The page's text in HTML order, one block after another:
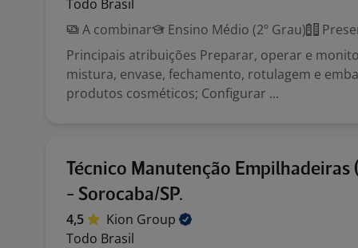
Todo Brasil
A combinar
Ensino Médio (2º Grau)
Principais atribuições Preparar, operar e
mistura, envase, fechamento, rotulagem e
produtos cosméticos; Configurar ...
Técnico Manutenção Empilhadeiras
- Sorocaba/SP.
4,5 Kion Group
Todo Brasil